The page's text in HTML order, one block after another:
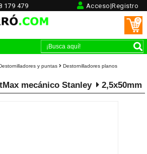
179 479 Acceso|Registro
0
y puntas Destornilladores planos
mecánico Stanley 2,5x50mm